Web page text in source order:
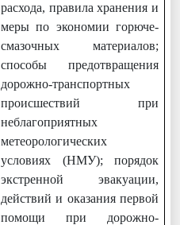
расхода, правила хранения и
меры по экономии горюче-
смазочных материалов;
способы предотвращения
дорожно-транспортных
происшествий при
неблагоприятных
метеорологических
условиях (НМУ); порядок
экстренной эвакуации,
действий и оказания первой
помощи при дорожно-